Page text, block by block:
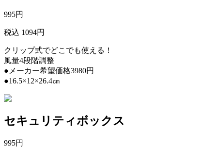
995円
税込 1094円
クリップ式でどこでも使える！
風量4段階調整
●メーカー希望価格3980円
●16.5×12×26.4㎝
セキュリティボックス
995円